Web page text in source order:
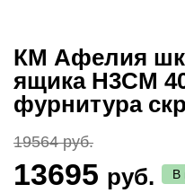
КМ Афелия
ящика Н3СМ
фурнитура
19564 руб.
13695 руб. В